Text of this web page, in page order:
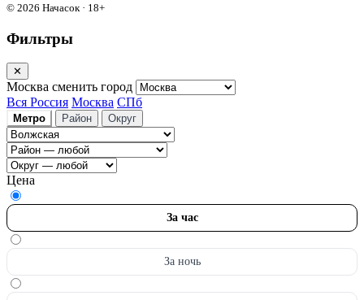
© 2026 Начасок · 18+
Фильтры
✕
Москва сменить город
Вся Россия Москва СПб
Метро Район Округ
Цена
За час
За ночь